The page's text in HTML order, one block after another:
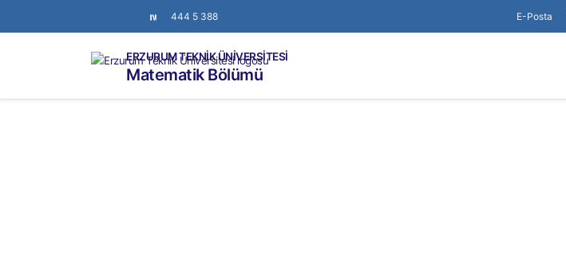
444 5 388 E-Posta
ERZURUM TEKNİK ÜNİVERSİTESİ
Matematik Bölümü